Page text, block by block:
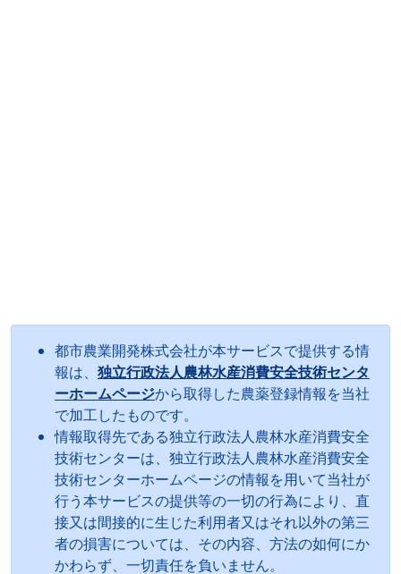
都市農業開発株式会社が本サービスで提供する情
報は、 独立行政法人農林水産消費安全技術センタ
ーホームページから取得した農薬登録情報を当社
で加工したものです。
情報取得先である独立行政法人農林水産消費安全
技術センターは、独立行政法人農林水産消費安全
技術センターホームページの情報を用いて当社が
行う本サービスの提供等の一切の行為により、直
接又は間接的に生じた利用者又はそれ以外の第三
者の損害については、その内容、方法の如何にか
かわらず、一切責任を負いません。